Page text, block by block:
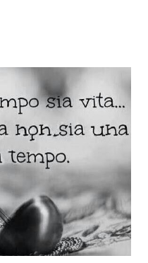
DISCRETO E
questo post ❤ " Una